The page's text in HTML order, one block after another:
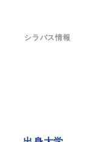
シラバス情報